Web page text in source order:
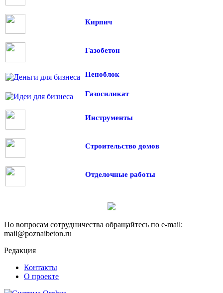
Кирпич
Газобетон
Пеноблок
Газосиликат
Инструменты
Строительство домов
Отделочные работы
По вопросам сотрудничества обращайтесь по e-mail:
mail@poznaibeton.ru
Редакция
Контакты
О проекте